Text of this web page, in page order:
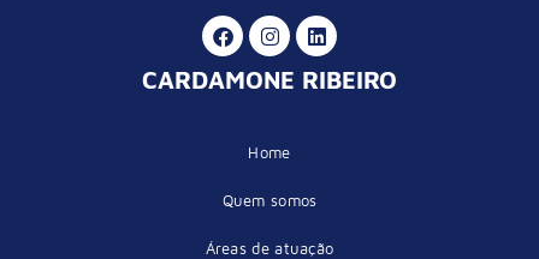
CARDAMONE RIBEIRO
Home
Quem somos
Áreas de atuação